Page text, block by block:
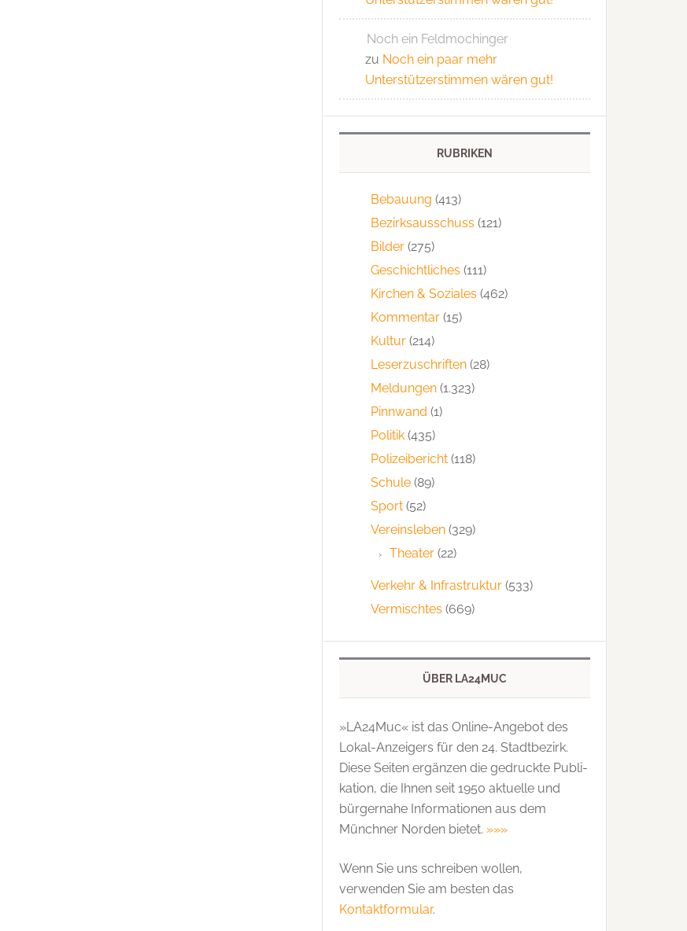
Noch ein Feldmochinger
zu Noch ein paar mehr
Unterstützerstimmen wären gut!
RUBRIKEN
Bebauung (413)
Bezirksausschuss (121)
Bilder (275)
Geschichtliches (111)
Kirchen & Soziales (462)
Kommentar (15)
Kultur (214)
Leserzuschriften (28)
Meldungen (1.323)
Pinnwand (1)
Politik (435)
Polizeibericht (118)
Schule (89)
Sport (52)
Vereinsleben (329)
Theater (22)
Verkehr & Infrastruktur (533)
Vermischtes (669)
ÜBER LA24MUC
»LA24Muc« ist das Online-Angebot des
Lokal-Anzeigers für den 24. Stadtbezirk.
Diese Seiten ergänzen die gedruckte Publi­
kation, die Ihnen seit 1950 aktuelle und
bürgernahe Informationen aus dem
Münchner Norden bietet. »»»
Wenn Sie uns schreiben wollen,
verwenden Sie am besten das
Kontaktformular.